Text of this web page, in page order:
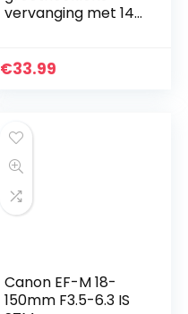
vervanging met 14
Hero 4/3+/3
€33.99
Canon EF-M 18-
150mm F3.5-6.3 IS